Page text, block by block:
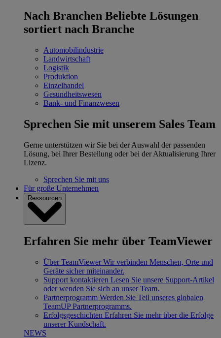
Nach Branchen Beliebte Lösungen
sortiert nach Branche
Automobilindustrie
Landwirtschaft
Logistik
Produktion
Einzelhandel
Gesundheitswesen
Bank- und Finanzwesen
Sprechen Sie mit unserem Sales Team
Gerne unterstützen wir Sie bei der Auswahl der passenden
Lösung, bei Ihrer Bestellung oder bei der Aktualisierung Ihrer
Lizenz.
Sprechen Sie mit uns
Für große Unternehmen
Ressourcen
Erfahren Sie mehr über TeamViewer
Über TeamViewer Wir verbinden Menschen, Orte und
Geräte sicher miteinander.
Support kontaktieren Lesen Sie unsere Support-Artikel
oder wenden Sie sich an unser Team.
Partnerprogramm Werden Sie Teil unseres globalen
TeamUP Partnerprogramms.
Erfolgsgeschichten Erfahren Sie mehr über die Erfolge
unserer Kundschaft.
NEWS